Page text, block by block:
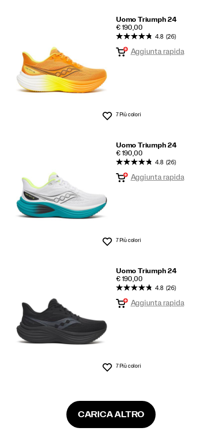
Uomo Triumph 24
PRICE
€ 190,00
Lista dei desideri
4.8 (26)
Aggiunta rapida
7 Più colori
Uomo Triumph 24
PRICE
€ 190,00
Lista dei desideri
4.8 (26)
Aggiunta rapida
7 Più colori
Uomo Triumph 24
PRICE
€ 190,00
Lista dei desideri
4.8 (26)
Aggiunta rapida
7 Più colori
CARICA ALTRO